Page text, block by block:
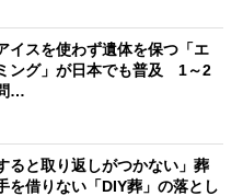
イスを使わず遺体を保つ「エ
ング」が日本でも普及 1～2
…
ると取り返しがつかない」葬
を借りない「DIY葬」の落とし